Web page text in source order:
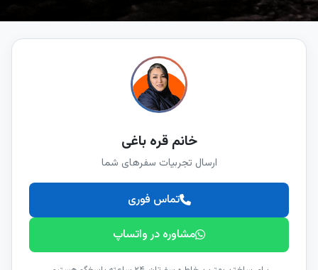
خانم قره باغی
ارسال تجربیات سفرهای شما
تماس فوری
مشاوره در واتساپ